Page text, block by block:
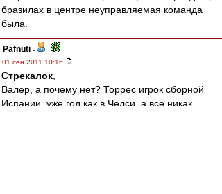
бразилах в центре неуправляемая команда
была.
Pafnuti -
01 сен 2011 10:16
Стрекалок
Валер, а почему нет? Торрес игрок сборной
Испании, уже год как в Челси, а все никак...